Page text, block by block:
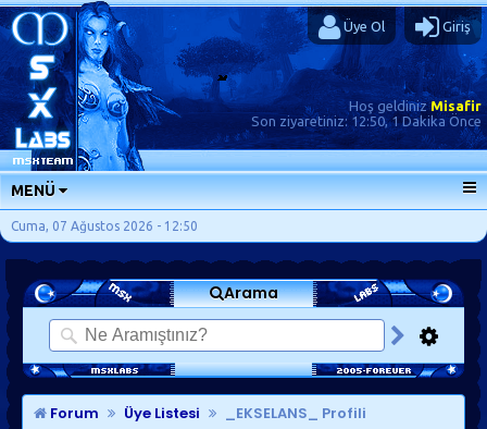
Üye Ol Giriş
Hoş geldinizMisafir
Son ziyaretiniz: 12:50, 1 Dakika Önce
MENÜ
ANA SAYFA
FORUMLAR
SORU-CEVAP
GÜNLÜKLER
SON MESAJLAR
KISAYOLLAR
Cuma, 07 Ağustos 2026 - 12:50
Arama
Forum Üye Listesi _EKSELANS_ Profili